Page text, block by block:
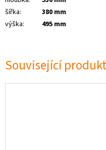
Související
šířka:
380 mm
výška: 495 mm